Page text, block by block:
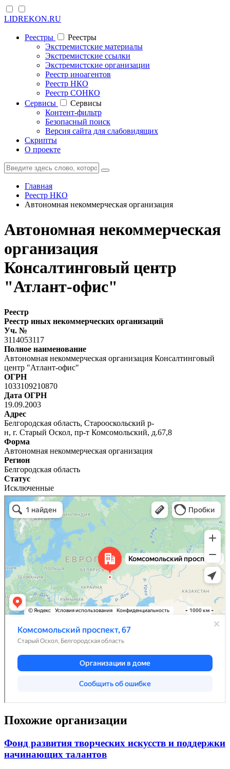
LIDREKON.RU
Реестры
Реестры
Экстремистские материалы
Экстремистские ссылки
Экстремистские организации
Реестр иноагентов
Реестр НКО
Реестр СОНКО
Cервисы
Cервисы
Контент-фильтр
Безопасный поиск
Версия сайта для слабовидящих
Скрипты
О проекте
Главная
Реестр НКО
Автономная некоммерческая организация
Автономная некоммерческая
организация
Консалтинговый центр
"Атлант-офис"
Реестр
Реестр иных некоммерческих организаций
Уч. №
3114053117
Полное наименование
Автономная некоммерческая организация Консалтинговый
центр "Атлант-офис"
ОГРН
1033109210870
Дата ОГРН
19.09.2003
Адрес
Белгородская область, Старооскольский р-
н, г. Старый Оскол, пр-т Комсомольский, д.67,8
Форма
Автономная некоммерческая организация
Регион
Белгородская область
Статус
Исключенные
Похожие организации
Фонд развития творческих искусств и поддержки
начинающих талантов